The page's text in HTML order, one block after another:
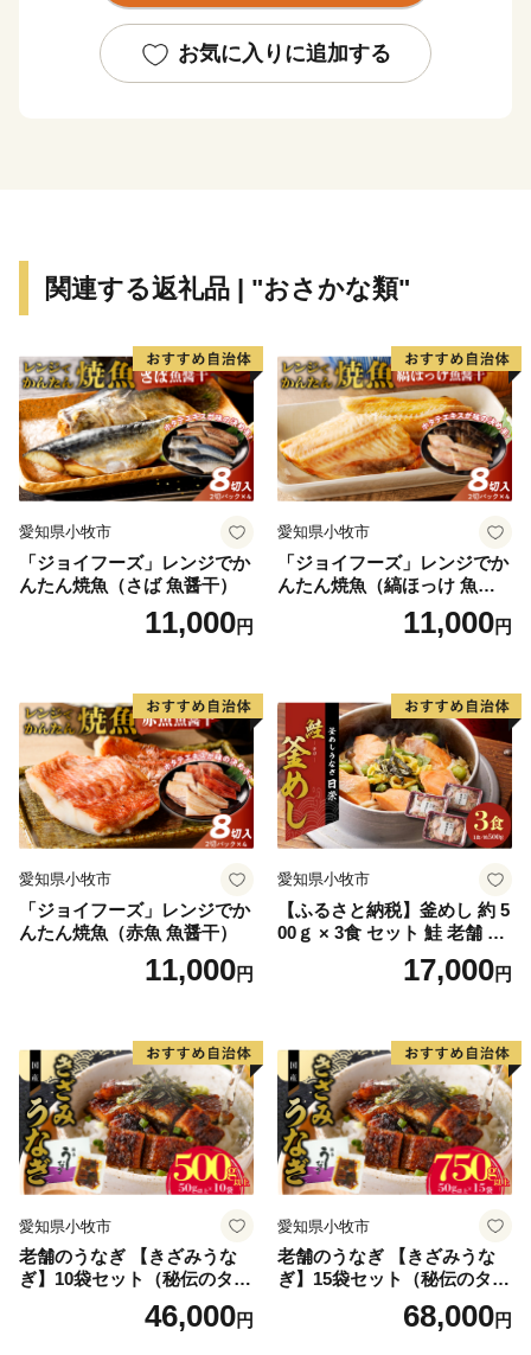
森林が全体の約81％を占め、北西の半島部に市街地が形
成され、南部では海岸地域まで山地がせまり、海岸、河
れ、京阪神地域へは、JR紀勢本線、国道42号、高速道
れています。
★ABCテレビのニュース情報番組「キャスト」で「井
戸畳店」が紹介されました！
👉inoca SETTA WOMEN【葡萄×紫紺】（雪駄・女性
👉inoca SETTA MEN【濡羽×茜】（雪駄・男性用）
👉inoca SETTA OVERSEAS【牡丹×紫紺】（雪駄・海
👉inoca CASE CARD【山吹×紫紺】（カードケース）
お気に入りに追加する
関連する返礼品 | "おさかな類"
愛知県小牧市
「ジョイフーズ」レンジでか
んたん焼魚（さば 魚醤干）
11,000円
愛知県小牧市
「ジョイフーズ」レンジでか
んたん焼魚（縞ほっけ 魚醤
11,000円
愛知県小牧市
「ジョイフーズ」レンジでか
んたん焼魚（赤魚 魚醤干）
11,000円
愛知県小牧市
【ふるさと納税】釜めし 約 5
00ｇ × 3食 セット 鮭 老舗 急
速冷凍 レンチン 時短 簡単調
理 食品 加工品 海鮮 手作り
り寄せグルメ 愛知県 小牧市
送料無料
17,000円
愛知県小牧市
老舗のうなぎ 【きざみうな
ぎ】10袋セット（秘伝のタレ
46,000円
愛知県小牧市
老舗のうなぎ 【きざみうな
ぎ】15袋セット（秘伝のタレ
68,000円